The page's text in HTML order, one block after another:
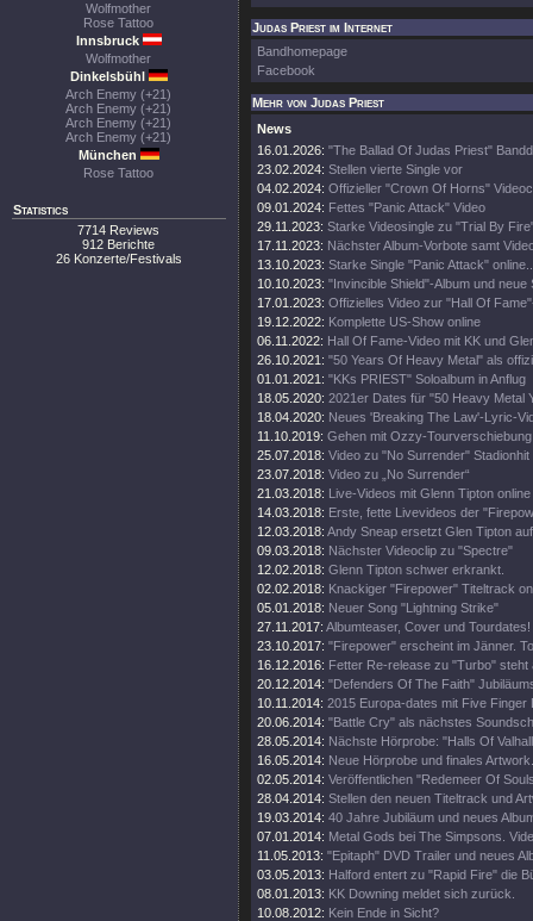
Wolfmother
Rose Tattoo
Innsbruck
Wolfmother
Dinkelsbühl
Arch Enemy (+21)
Arch Enemy (+21)
Arch Enemy (+21)
Arch Enemy (+21)
München
Rose Tattoo
Statistics
7714 Reviews
912 Berichte
26 Konzerte/Festivals
Judas Priest im Internet
Bandhomepage
Facebook
Mehr von Judas Priest
News
16.01.2026: "The Ballad Of Judas Priest"
23.02.2024: Stellen vierte Single vor
04.02.2024: Offizieller "Crown Of Horns"
09.01.2024: Fettes "Panic Attack" Video
29.11.2023: Starke Videosingle zu "Trial By
17.11.2023: Nächster Album-Vorbote samt
13.10.2023: Starke Single "Panic Attack"
10.10.2023: "Invincible Shield"-Album und neue
17.01.2023: Offizielles Video zur "Hall Of
19.12.2022: Komplette US-Show online
06.11.2022: Hall Of Fame-Video mit KK und
26.10.2021: "50 Years Of Heavy Metal" als
01.01.2021: "KKs PRIEST" Soloalbum in Anflug
18.05.2020: 2021er Dates für "50 Heavy Metal
18.04.2020: Neues 'Breaking The Law'-Lyric-
11.10.2019: Gehen mit Ozzy-
25.07.2018: Video zu "No Surrender" Stadionhit
23.07.2018: Video zu „No Surrender“
21.03.2018: Live-Videos mit Glenn Tipton online
14.03.2018: Erste, fette Livevideos der
12.03.2018: Andy Sneap ersetzt Glen Tipton
09.03.2018: Nächster Videoclip zu "Spectre"
12.02.2018: Glenn Tipton schwer erkrankt.
02.02.2018: Knackiger "Firepower" Titeltrack
05.01.2018: Neuer Song "Lightning Strike"
27.11.2017: Albumteaser, Cover und Tourdates!
23.10.2017: "Firepower" erscheint im Jänner.
16.12.2016: Fetter Re-release zu "Turbo" steht
20.12.2014: "Defenders Of The Faith"
10.11.2014: 2015 Europa-dates mit Five Finger
20.06.2014: "Battle Cry" als nächstes
28.05.2014: Nächste Hörprobe: "Halls Of
16.05.2014: Neue Hörprobe und finales Artwork.
02.05.2014: Veröffentlichen "Redemeer Of
28.04.2014: Stellen den neuen Titeltrack und
19.03.2014: 40 Jahre Jubiläum und neues
07.01.2014: Metal Gods bei The Simpsons.
11.05.2013: "Epitaph" DVD Trailer und neues
03.05.2013: Halford entert zu "Rapid Fire" die
08.01.2013: KK Downing meldet sich zurück.
10.08.2012: Kein Ende in Sicht?